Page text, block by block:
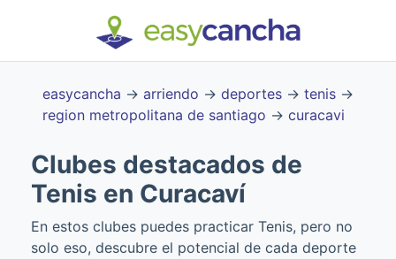
easycancha → arriendo → deportes → tenis →
region metropolitana de santiago → curacavi
Clubes destacados de
Tenis en Curacaví
En estos clubes puedes practicar Tenis, pero no
solo eso, descubre el potencial de cada deporte